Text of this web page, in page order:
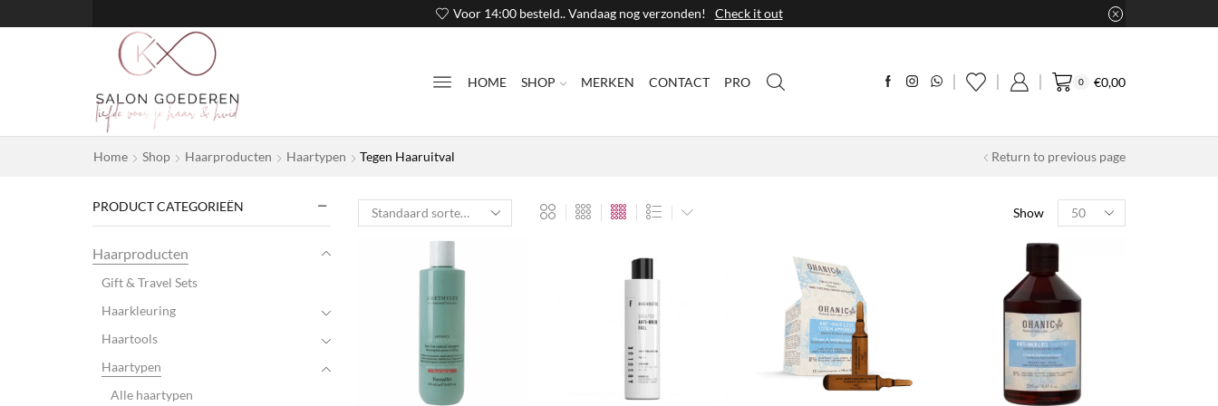
Voor 14:00 besteld.. Vandaag nog verzonden! Check it out
HOME SHOP MERKEN CONTACT PRO 0 €0,00
Home Shop Haarproducten Haartypen Tegen Haaruitval Return to previous page
Show
Products
per
page
PRODUCT CATEGORIEËN
Haarproducten
Gift & Travel Sets
Haarkleuring
Haartools
Haartypen
Alle haartypen